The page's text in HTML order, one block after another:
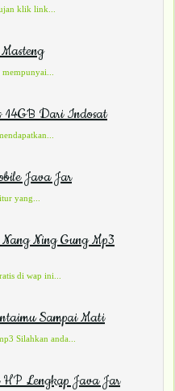
klik link...
mempunyai...
14GB Dari Indosat
Java Jar
yang...
Ning Gung Mp3
di wap ini...
Sampai Mati
Silahkan anda...
HP Lengkap Java Jar